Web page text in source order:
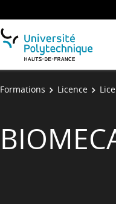
Formations Licence